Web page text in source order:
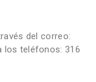
del correo:
los teléfonos: 316